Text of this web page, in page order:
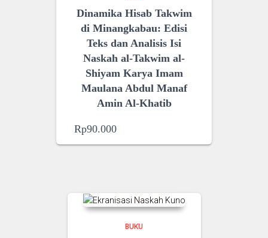
Dinamika Hisab Takwim
di Minangkabau: Edisi
Teks dan Analisis Isi
Naskah al-Takwim al-
Shiyam Karya Imam
Maulana Abdul Manaf
Amin Al-Khatib
Rp90.000
BUKU